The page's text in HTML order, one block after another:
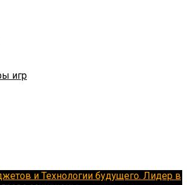
игр
и Технологии будущего. Лидер в